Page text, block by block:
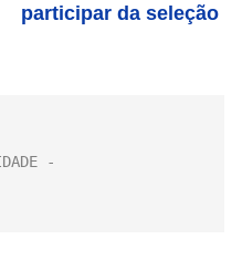
participar da seleção